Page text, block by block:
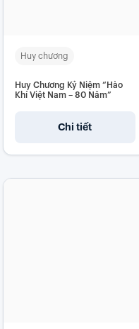
Huy chương
Huy Chương Kỷ Niệm “Hào
Khí Việt Nam – 80 Năm”
Chi tiết